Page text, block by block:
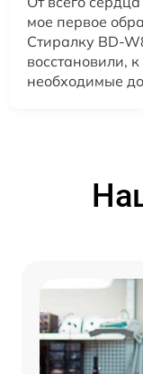
мое первое
Стиралку BD-
восстановили,
необходимые